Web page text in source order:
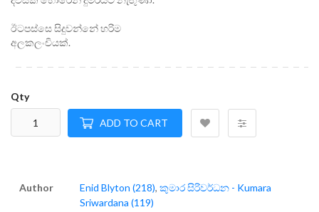
ඊටපස්සෙ සිදුවන්නේ හරිම
අලකලංචියක්.
Qty
ADD TO CART
Author Enid Blyton (218), කුමාර සිරිවර්ධන - Kumara
Sriwardana (119)